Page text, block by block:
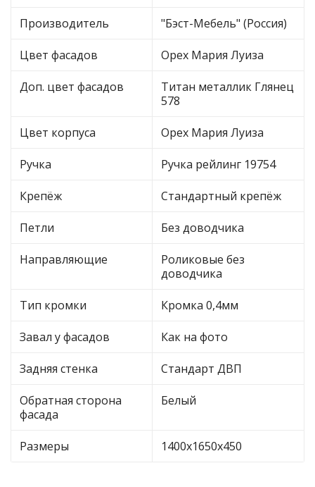
Производитель "Бэст-Мебель" (Россия)
Цвет фасадов Орех Мария Луиза
Доп. цвет фасадов
Титан металлик Глянец
578
Цвет корпуса Орех Мария Луиза
Ручка Ручка рейлинг 19754
Крепёж Стандартный крепёж
Петли Без доводчика
Направляющие
Роликовые без
доводчика
Тип кромки Кромка 0,4мм
Завал у фасадов Как на фото
Задняя стенка Стандарт ДВП
Обратная сторона
фасада
Белый
Размеры 1400х1650х450